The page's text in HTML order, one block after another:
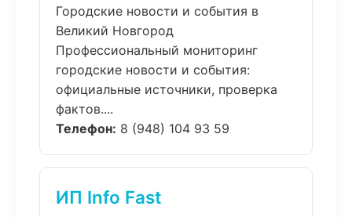
Городские новости и события в
Великий Новгород
Профессиональный мониторинг
городские новости и события:
официальные источники, проверка
фактов....
Телефон: 8 (948) 104 93 59
ИП Info Fast